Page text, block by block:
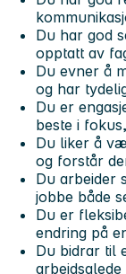
Du har god
opptatt av
Du evner å
og har
Du er
beste i
Du liker å
og forstår
Du arbeider
jobbe både
Du er
endring på
Du bidrar til
arbeidsglede